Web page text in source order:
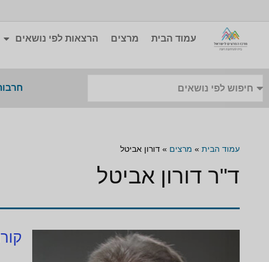
עמוד הבית מרצים הרצאות לפי נושאים
עמוד הבית » מרצים »דורון אביטל
ד"ר דורון אביטל